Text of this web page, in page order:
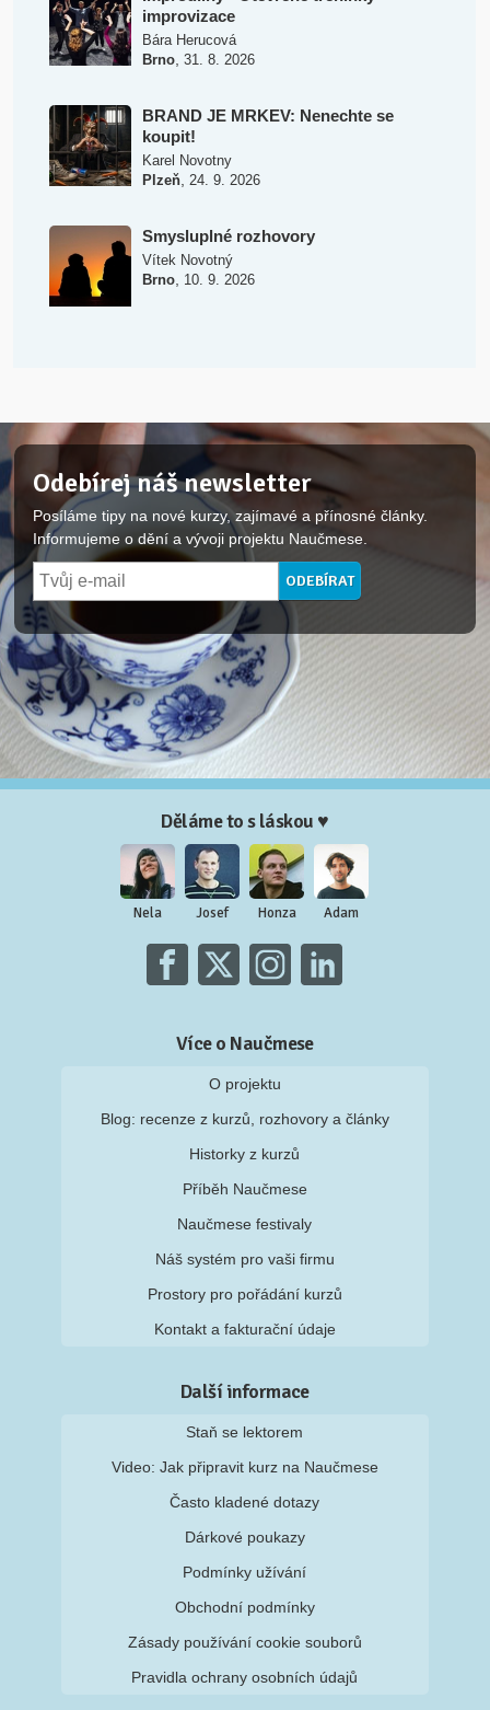
improvizace
Bára Herucová
Brno, 31. 8. 2026
BRAND JE MRKEV: Nenechte se
koupit!
Karel Novotny
Plzeň, 24. 9. 2026
Smysluplné rozhovory
Vítek Novotný
Brno, 10. 9. 2026
Odebírej náš newsletter
Posíláme tipy na nové kurzy, zajímavé a přínosné články.
Informujeme o dění a vývoji projektu Naučmese.
Děláme to s láskou ♥
Nela Josef Honza Adam
Více o Naučmese
O projektu
Blog: recenze z kurzů, rozhovory a články
Historky z kurzů
Příběh Naučmese
Naučmese festivaly
Náš systém pro vaši firmu
Prostory pro pořádání kurzů
Kontakt a fakturační údaje
Další informace
Staň se lektorem
Video: Jak připravit kurz na Naučmese
Často kladené dotazy
Dárkové poukazy
Podmínky užívání
Obchodní podmínky
Zásady používání cookie souborů
Pravidla ochrany osobních údajů